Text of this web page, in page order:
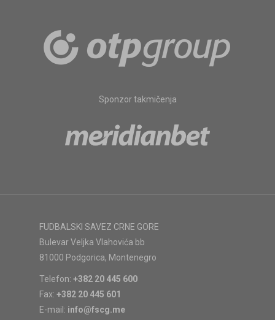
Sponzor takmičenja
FUDBALSKI SAVEZ CRNE GORE
Bulevar Veljka Vlahovića bb
81000 Podgorica, Montenegro
Telefon: +382 20 445 600
Fax: +382 20 445 601
E-mail: info@fscg.me